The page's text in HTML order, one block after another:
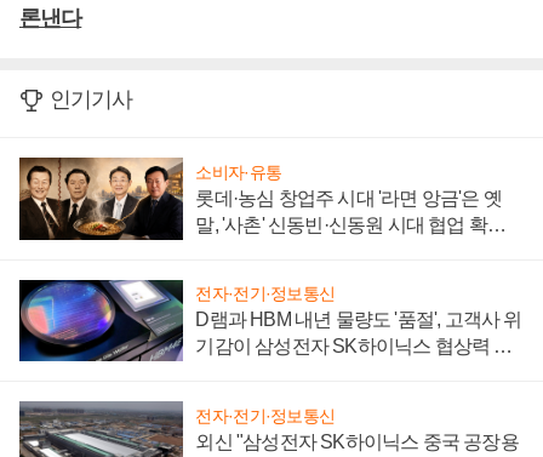
론낸다
인기기사
소비자·유통
롯데·농심 창업주 시대 '라면 앙금'은 옛
말, '사촌' 신동빈·신동원 시대 협업 확대
전자·전기·정보통신
D램과 HBM 내년 물량도 '품절', 고객사 위
기감이 삼성전자 SK하이닉스 협상력 더
전자·전기·정보통신
외신 "삼성전자 SK하이닉스 중국 공장용